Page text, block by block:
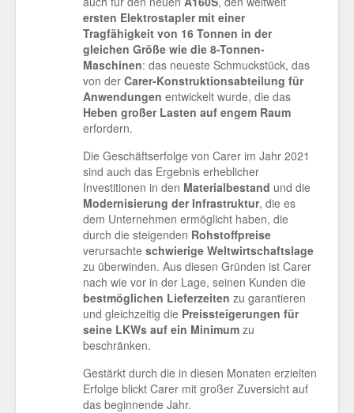
ersten Elektrostapler mit einer
Tragfähigkeit von 16 Tonnen in der
gleichen Größe wie die 8-Tonnen-
Maschinen: das neueste Schmuckstück, das
von der Carer-Konstruktionsabteilung für
Anwendungen entwickelt wurde, die das
Heben großer Lasten auf engem Raum
erfordern.
Die Geschäftserfolge von Carer im Jahr 2021
sind auch das Ergebnis erheblicher
Investitionen in den Materialbestand und die
Modernisierung der Infrastruktur, die es
dem Unternehmen ermöglicht haben, die
durch die steigenden Rohstoffpreise
verursachte schwierige Weltwirtschaftslage
zu überwinden. Aus diesen Gründen ist Carer
nach wie vor in der Lage, seinen Kunden die
bestmöglichen Lieferzeiten zu garantieren
und gleichzeitig die Preissteigerungen für
seine LKWs auf ein Minimum zu
beschränken.
Gestärkt durch die in diesen Monaten erzielten
Erfolge blickt Carer mit großer Zuversicht auf
das beginnende Jahr.